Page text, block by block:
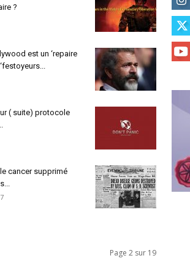
?
est un ‘repaire
( suite) protocole
cancer supprimé
Page 2 sur 19